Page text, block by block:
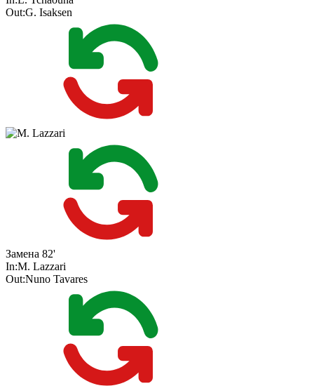
Out:G. Isaksen
Замена 82'
In:M. Lazzari
Out:Nuno Tavares